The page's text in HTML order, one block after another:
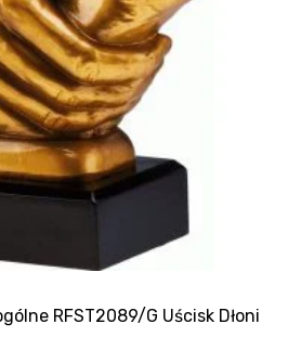
RFST2089/G Uścisk Dłoni